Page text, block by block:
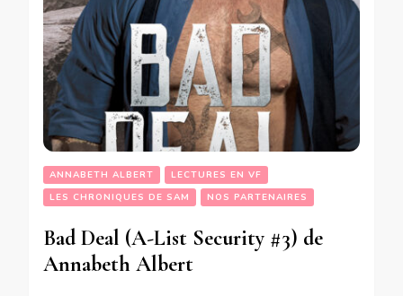
ANNABETH ALBERT
LECTURES EN VF
LES CHRONIQUES DE SAM
NOS PARTENAIRES
Bad Deal (A-List Security #3) de
Annabeth Albert